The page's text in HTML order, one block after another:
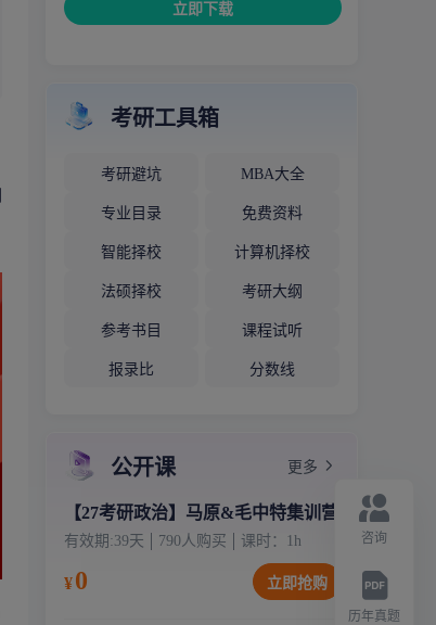
立即下载
考研工具箱
考研避坑 MBA大全
专业目录 免费资料
智能择校 计算机择校
法硕择校 考研大纲
参考书目 课程试听
报录比 分数线
公开课 更多
【27考研政治】马原&毛中特集训营
有效期:39天 790人购买 课时： 1 h
¥0 立即抢购
咨询
历年真题